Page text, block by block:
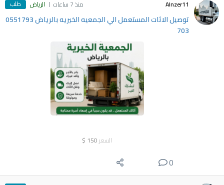
Alnzer11 منذ 7 ساعات الرياض طلب
توصيل الاثات المستعمل الي الجمعيه الخيريه بالرياض 0551793
703
السعر 150
$
0